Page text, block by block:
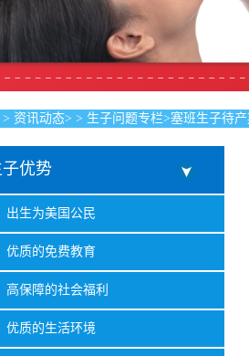
> 资讯动态> > 生子问题专栏>塞班生子待
子优势
出生为美国公民
优质的免费教育
高保障的社会福利
优质的生活环境